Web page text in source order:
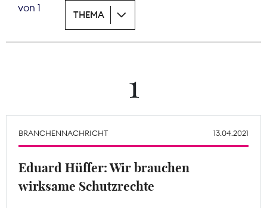
Wächterpreis
Mitgliederbereich
von 1
THEMA
1
BRANCHENNACHRICHT 13.04.2021
Eduard Hüffer: Wir brauchen
wirksame Schutzrechte